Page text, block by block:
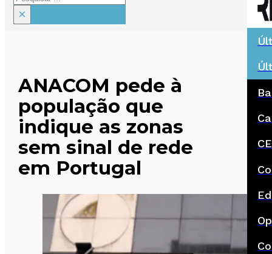
×
ANACOM pede à
população que
indique as zonas
sem sinal de rede
em Portugal